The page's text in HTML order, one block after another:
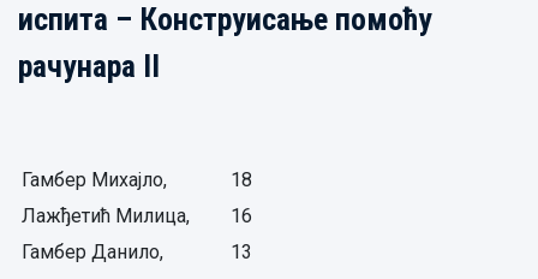
испита – Конструисање помоћу
рачунара II
Гамбер Михајло,
18
Лажђетић Милица,
16
Гамбер Данило,
13